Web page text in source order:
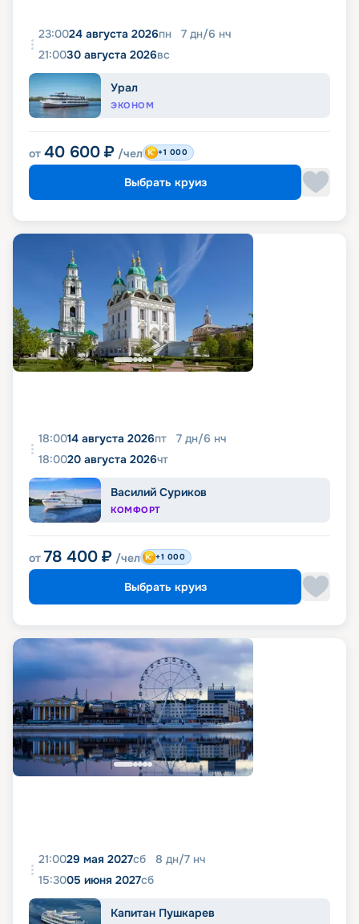
23:0024 августа 2026пн 7 дн/6 нч
21:0030 августа 2026вс
Урал
ЭКОНОМ
от 40 600 ₽ /чел +1 000
Выбрать круиз
18:0014 августа 2026пт 7 дн/6 нч
18:0020 августа 2026чт
Василий Суриков
КОМФОРТ
от 78 400 ₽ /чел +1 000
Выбрать круиз
21:0029 мая 2027сб 8 дн/7 нч
15:3005 июня 2027сб
Капитан Пушкарев